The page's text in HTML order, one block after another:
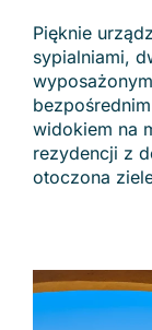
Pięknie
sypialniami,
widokiem na
rezydencji z
otoczona